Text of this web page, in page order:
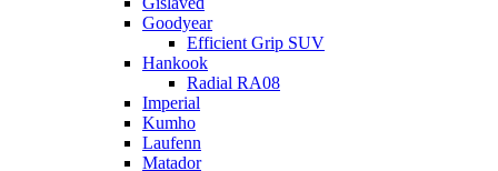
Goodyear
Efficient Grip SUV
Hankook
Radial RA08
Imperial
Kumho
Laufenn
Matador